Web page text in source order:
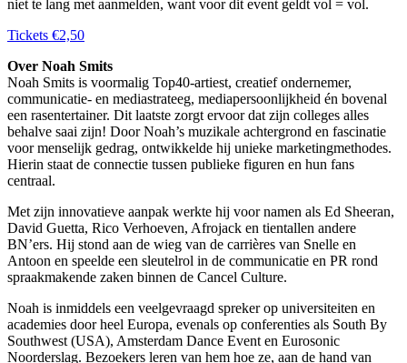
niet te lang met aanmelden, want voor dit event geldt vol = vol.
Tickets €2,50
Over Noah Smits
Noah Smits is voormalig Top40-artiest, creatief ondernemer,
communicatie- en mediastrateeg, mediapersoonlijkheid én bovenal
een rasentertainer. Dit laatste zorgt ervoor dat zijn colleges alles
behalve saai zijn! Door Noah’s muzikale achtergrond en fascinatie
voor menselijk gedrag, ontwikkelde hij unieke marketingmethodes.
Hierin staat de connectie tussen publieke figuren en hun fans
centraal.
Met zijn innovatieve aanpak werkte hij voor namen als Ed Sheeran,
David Guetta, Rico Verhoeven, Afrojack en tientallen andere
BN’ers. Hij stond aan de wieg van de carrières van Snelle en
Antoon en speelde een sleutelrol in de communicatie en PR rond
spraakmakende zaken binnen de Cancel Culture.
Noah is inmiddels een veelgevraagd spreker op universiteiten en
academies door heel Europa, evenals op conferenties als South By
Southwest (USA), Amsterdam Dance Event en Eurosonic
Noorderslag. Bezoekers leren van hem hoe ze, aan de hand van